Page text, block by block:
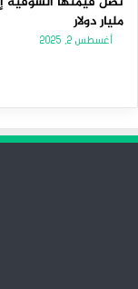
مليار دولار
أغسطس 2, 2025